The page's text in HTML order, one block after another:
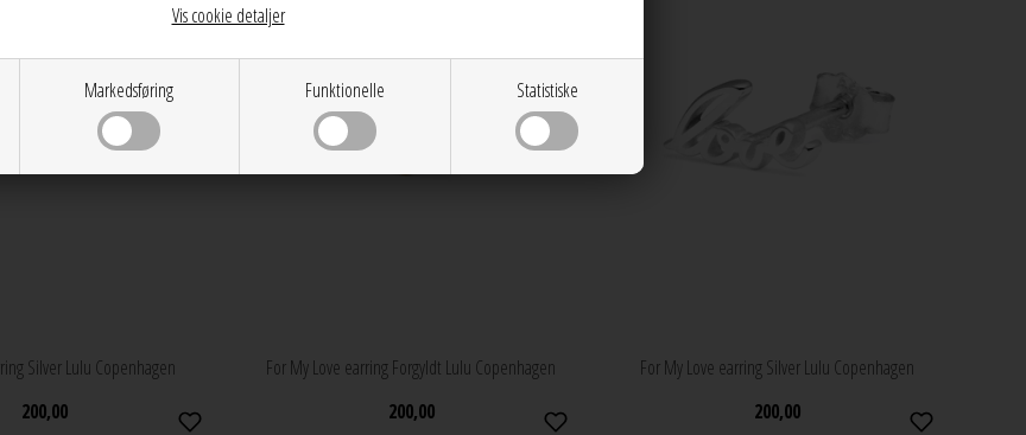
Markedsføring Funktionelle Statistiske
Vis cookie detaljer
Silver Lulu Copenhagen
200,00
For My Love earring Forgyldt Lulu Copenhagen
200,00
For My Love earring Silver Lulu Copenhagen
200,00